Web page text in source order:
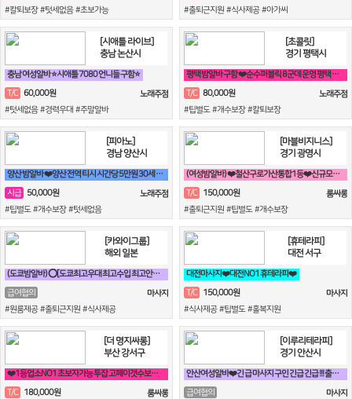
#칼퇴보장 #텃세없음 #초보가능
#출퇴근지원 #식사제공 #아가씨
[시애틀 라이브]
충남 논산시
충남 여성알바 ⭐시애틀 7080 언니들 구함⭐
T/C 60,000원
노래주점
#텃세없음 #경력우대 #주말알바
[초콜릿]
경기 평택시
평택 밤알바 구함 ❤️순수퍼블릭 8군데 운영 평택 8만원❤️
T/C 80,000원
노래주점
#팁별도 #개수보장 #칼퇴보장
[피아노]
경남 양산시
양산 밤알바 ❤️양산 전역 티시 시간당 5만원 30세 ~ 50세❤️
시급
50,000원
노래주점
#팁별도 #개수보장 #텃세없음
[마블비지니스]
경기 광명시
(여성밤알바) ❤️철산구로가산통합1등❤️신규모집❤️
T/C 150,000원
룸싸롱
#출퇴근지원 #팁별도 #개수보장
[카와이그룹]
해외 일본
(도쿄밤알바) ⭕[도쿄최고우대 최고수입 최고안전보장]⭕
급여협의
마사지
#원룸제공 #출퇴근지원 #식사제공
[휴테라피]
대전 서구
대전마사지❤️대전NO1 휴테라피❤️
T/C 150,000원
마사지
#식사제공 #팁별도 #홀복지원
[더 명지싸롱]
부산 강서구
❤️1등업소NO1 초보자가능 투잡 고페이갯수보장❤️
T/C
180,000원
룸싸롱
[이루리테라피]
경기 안산시
안산여성알바❤️긴 급 마사지 구인 긴급 긴급 !!! 출장 관리사 구인❤️
급여협의
마사지